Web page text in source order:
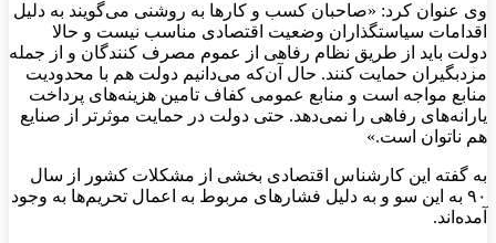
وی عنوان کرد: «صاحبان کسب و کارها به روشنی می‌گویند به دلیل
اقدامات سیاستگذاران وضعیت اقتصادی مناسب نیست و حالا
دولت باید از طریق نظام رفاهی از عموم مصرف کنندگان و از جمله
مزدبگیران حمایت کنند. حال آن‌که می‌دانیم دولت هم با محدودیت
منابع مواجه است و منابع عمومی کفاف تامین هزینه‌های پرداخت
یارانه‌های رفاهی را نمی‌دهد. حتی دولت در حمایت موثرتر از صنایع
هم ناتوان است.»
به گفته این کارشناس اقتصادی بخشی از مشکلات کشور از سال
۹۰ به این سو و به دلیل فشارهای مربوط به اعمال تحریم‌ها به وجود
آمده‌اند.